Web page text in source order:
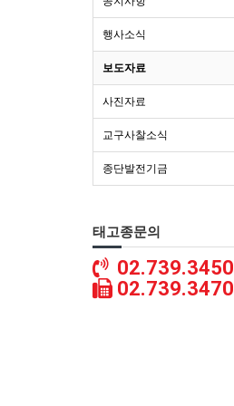
행사소식
보도자료
사진자료
교구사찰소식
종단발전기금
태고종문의
02.739.3450
02.739.3470